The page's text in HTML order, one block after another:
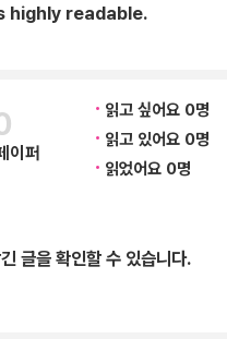
highly readable.
이퍼
읽고 싶어요 0명
읽고 있어요 0명
읽었어요 0명
글을 확인할 수 있습니다.